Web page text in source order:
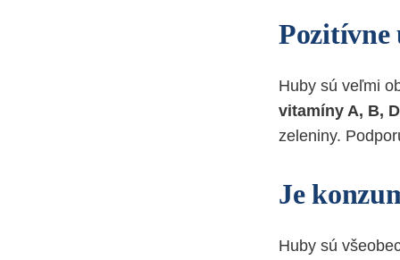
Pozitívne
Huby sú veľmi
vitamíny A, B, D
zeleniny.
Je
Huby sú